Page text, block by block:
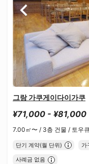
그랑 가쿠게이다이가쿠
¥71,000 - ¥81,000
7.00㎡〜 / 3층 건물 / 토우
단기 계약(월 단위) 가
사례금 없음